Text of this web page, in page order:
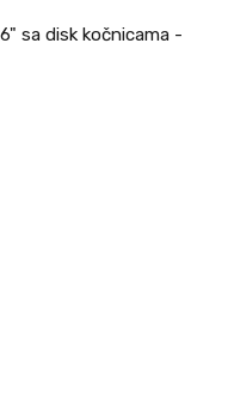
sa disk kočnicama -